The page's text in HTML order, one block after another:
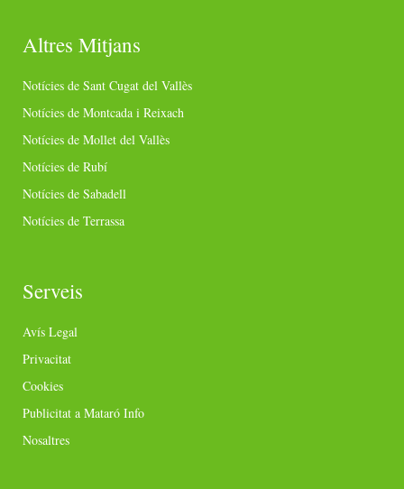
Altres Mitjans
Notícies de Sant Cugat del Vallès
Notícies de Montcada i Reixach
Notícies de Mollet del Vallès
Notícies de Rubí
Notícies de Sabadell
Notícies de Terrassa
Serveis
Avís Legal
Privacitat
Cookies
Publicitat a Mataró Info
Nosaltres